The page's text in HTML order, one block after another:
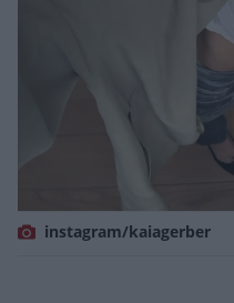
instagram/kaiagerber